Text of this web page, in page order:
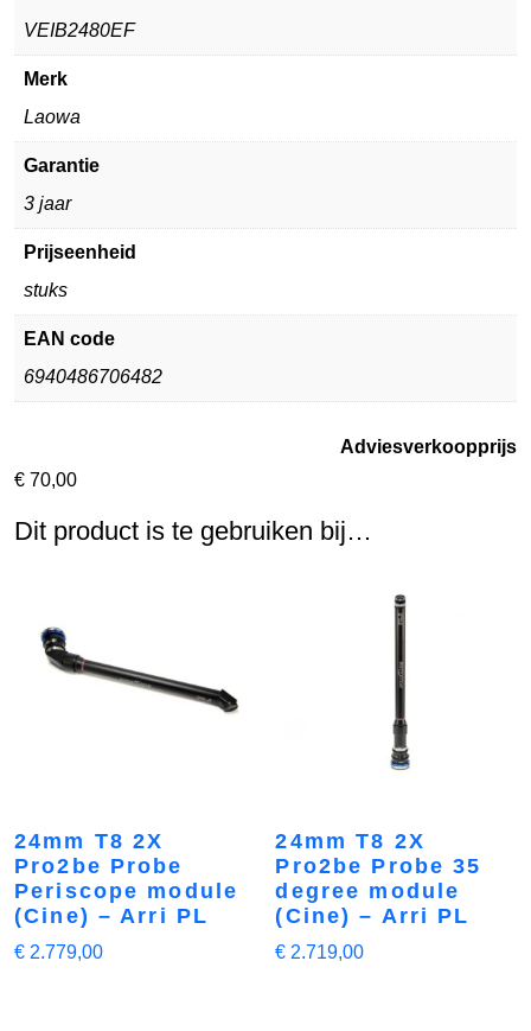
VEIB2480EF
Merk
Laowa
Garantie
3 jaar
Prijseenheid
stuks
EAN code
6940486706482
Adviesverkoopprijs
€ 70,00
Dit product is te gebruiken bij…
24mm T8 2X
Pro2be Probe
Periscope module
(Cine) – Arri PL
€ 2.779,00
24mm T8 2X
Pro2be Probe 35
degree module
(Cine) – Arri PL
€ 2.719,00